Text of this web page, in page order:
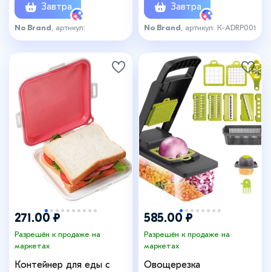
Завтра
No Brand , артикул:
IS969665_new
Завтра
No Brand , артикул: К-ADRP001
271.00 ₽
Разрешён к продаже на
маркетах
Контейнер для еды с
585.00 ₽
Разрешён к продаже на
маркетах
Овощерезка